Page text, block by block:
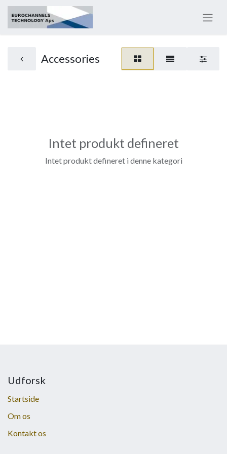
Accessories
Intet produkt defineret
Intet produkt defineret i denne kategori
Udforsk
Startside
Om os
Kontakt os